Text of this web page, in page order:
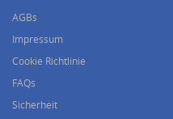
AGBs
Impressum
Cookie Richtlinie
FAQs
Sicherheit